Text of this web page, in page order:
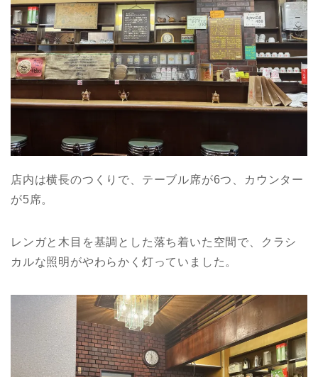
店内は横長のつくりで、テーブル席が6つ、カウンター
が5席。
レンガと木目を基調とした落ち着いた空間で、クラシ
カルな照明がやわらかく灯っていました。